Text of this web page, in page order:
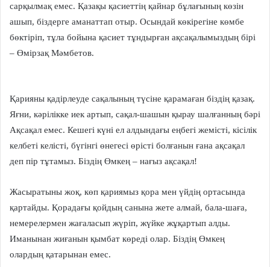
сарқылмақ емес. Қазақы қасиеттің қайнар бұлағының көзін
ашып, біздерге аманаттап отыр. Осындай көкірегіне көмбе
бөктіріп, тұла бойына қасиет тұндырған ақсақалымыздың бірі
– Өмірзақ Мәмбетов.
Қарияны қадірлеуде сақалының түсіне қарамаған біздің қазақ.
Яғни, кәрілікке иек артып, сақал-шашын қырау шалғанның бәрі
Ақсақал емес. Кешегі күні ел алдындағы еңбегі жемісті, кісілік
келбеті келісті, бүгінгі өнегесі өрісті болғанын ғана ақсақал
деп пір тұтамыз. Біздің Өмкең – нағыз ақсақал!
Жасыратыны жоқ, көп қариямыз қора мен үйдің ортасында
қартайды. Қорадағы қойдың санына жете алмай, бала-шаға,
немерелермен жағаласып жүріп, жүйке жұқартып алды.
Иманынан жиғанын қымбат көреді олар. Біздің Өмкең
олардың қатарынан емес.